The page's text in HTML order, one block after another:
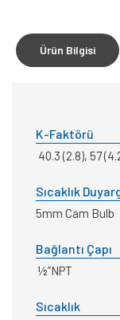
Ürün Bilgisi
K-Faktörü
40.3 (2.8), 57
Sıcaklık
5mm Cam Bulb
Bağlantı Çapı
½”NPT
Sıcaklık